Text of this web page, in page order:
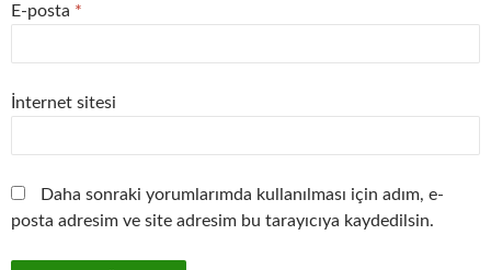
E-posta *
İnternet sitesi
Daha sonraki yorumlarımda kullanılması için adım, e-
posta adresim ve site adresim bu tarayıcıya kaydedilsin.